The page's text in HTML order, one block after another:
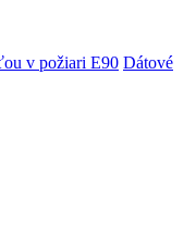
v požiari E90 Dátové